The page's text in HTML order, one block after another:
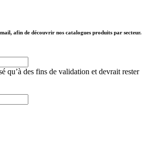
afin de découvrir nos catalogues produits par secteur.
qu’à des fins de validation et devrait rester